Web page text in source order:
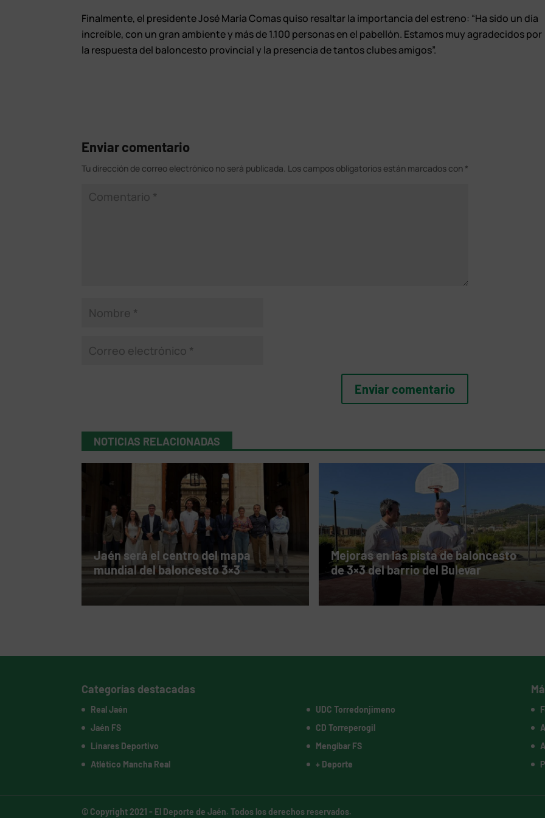
Finalmente, el presidente José María Comas quiso resaltar la importancia del estreno: “Ha sido un día
increíble, con un gran ambiente y más de 1.100 personas en el pabellón. Estamos muy agradecidos por
la respuesta del baloncesto provincial y la presencia de tantos clubes amigos”.
Enviar comentario
Tu dirección de correo electrónico no será publicada. Los campos obligatorios están marcados con *
NOTICIAS RELACIONADAS
Jaén será el centro del mapa
mundial del baloncesto 3×3
Mejoras en las pista de baloncesto
de 3×3 del barrio del Bulevar
Categorías destacadas
Real Jaén
Jaén FS
Linares Deportivo
Atlético Mancha Real
UDC Torredonjimeno
CD Torreperogil
Mengíbar FS
+ Deporte
© Copyright 2021 - El Deporte de Jaén. Todos los derechos reservados.